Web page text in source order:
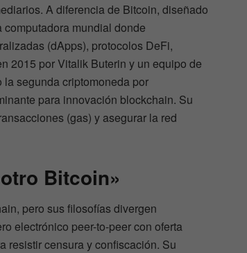
A diferencia de Bitcoin, diseñado
mundial donde
(dApps), protocolos DeFi,
2015 por Vitalik Buterin y un equipo de
segunda criptomoneda por
para innovación blockchain. Su
(gas) y asegurar la red
Bitcoin»
pero sus filosofías divergen
electrónico peer-to-peer con oferta
resistir censura y confiscación. Su